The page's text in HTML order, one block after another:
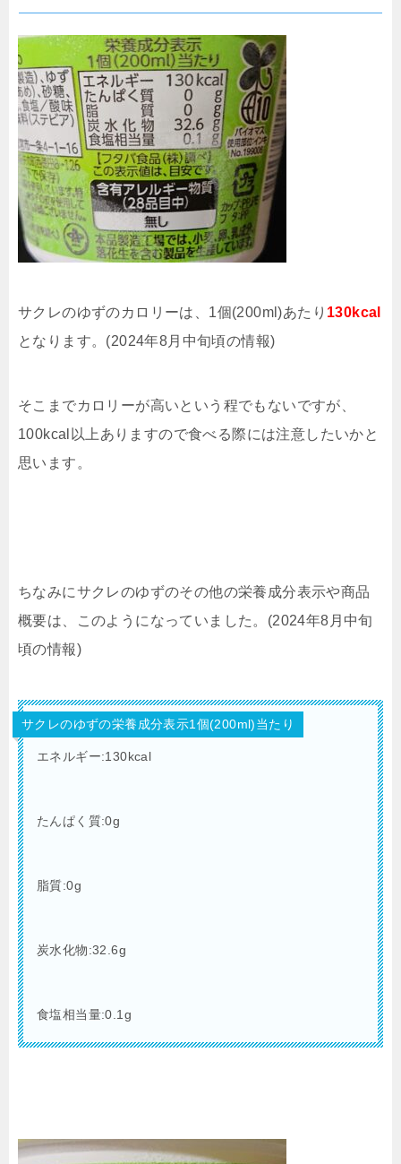
サクレのゆずのカロリーは、1個(200ml)あたり 130kcal
となります。(2024年8月中旬頃の情報)
そこまでカロリーが高いという程でもないですが、
100kcal以上ありますので食べる際には注意したいかと
思います。
ちなみにサクレのゆずのその他の栄養成分表示や商品
概要は、このようになっていました。(2024年8月中旬
頃の情報)
サクレのゆずの栄養成分表示1個(200ml)当たり
エネルギー:130kcal
たんぱく質:0g
脂質:0g
炭水化物:32.6g
食塩相当量:0.1g